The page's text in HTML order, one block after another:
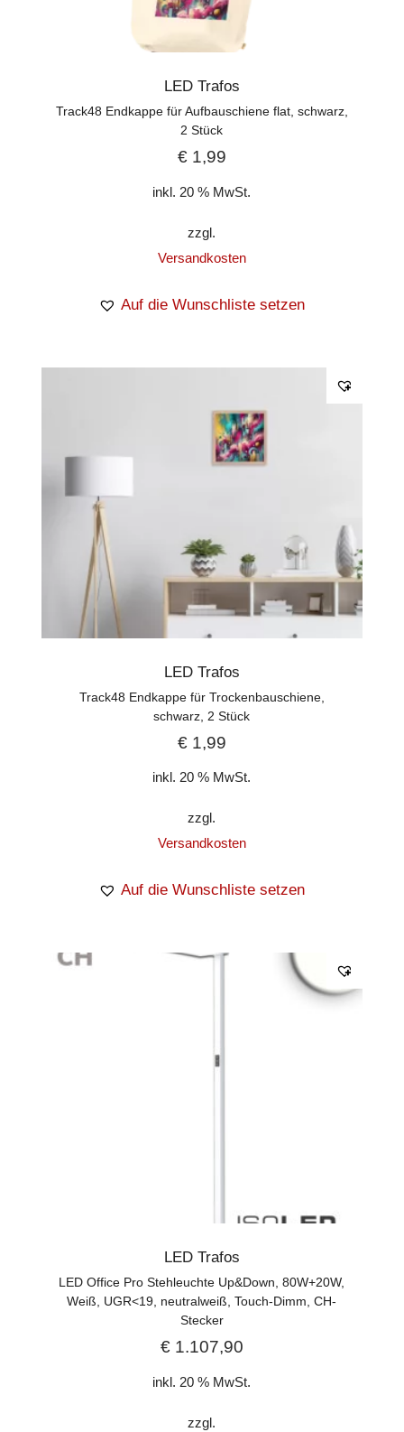
LED Trafos
Track48 Endkappe für Aufbauschiene flat, schwarz,
2 Stück
€1,99
inkl. 20 % MwSt.
zzgl.
Versandkosten
Auf die Wunschliste setzen
LED Trafos
Track48 Endkappe für Trockenbauschiene,
schwarz, 2 Stück
€1,99
inkl. 20 % MwSt.
zzgl.
Versandkosten
Auf die Wunschliste setzen
LED Trafos
LED Office Pro Stehleuchte Up&Down, 80W+20W,
Weiß, UGR<19, neutralweiß, Touch-Dimm, CH-
Stecker
€1.107,90
inkl. 20 % MwSt.
zzgl.